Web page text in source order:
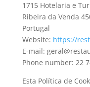
1715 Hotelaria e
Ribeira da Venda
Portugal
Website: https://
E-mail: geral@
Phone number: 22
Esta Política de